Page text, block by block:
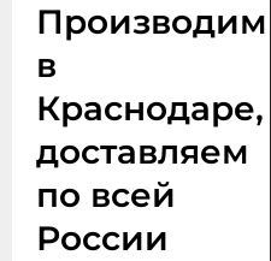
Производим
в
Краснодаре,
доставляем
по всей
России